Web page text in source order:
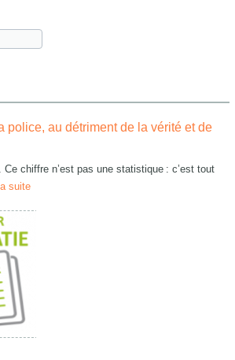
police, au détriment de la vérité et de
chiffre n’est pas une statistique : c’est tout
suite